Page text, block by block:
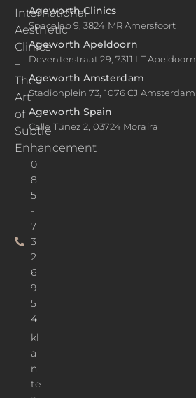
International
Aesthetic
Clinics
–
The
Art
of
Subtle
Enhancement
0
8
5
-
7
3
2
6
9
5
4
kl
a
n
te
Ageworth Clinics
Spacelab 9, 3824 MR Amersfoort
Ageworth Apeldoorn
Deventerstraat 29, 7311 LT Apeldoorn
Ageworth Amsterdam
Stadionplein 73, 1076 CJ Amsterdam
Ageworth Spain
Calle Túnez 2, 03724 Moraira